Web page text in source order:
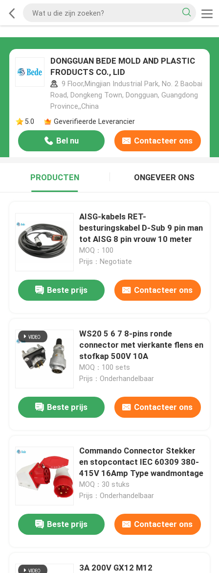
DONGGUAN BEDE MOLD AND PLASTIC
FRODUCTS CO., LID
9 Floor,Mingjian Industrial Park, No. 2 Baobai
Road, Dongkeng Town, Dongguan, Guangdong
Province,,China
5.0
Geverifieerde Leverancier
Bel nu Contacteer ons
PRODUCTEN ONGEVEER ONS
AISG-kabels RET-
besturingskabel D-Sub 9 pin man
tot AISG 8 pin vrouw 10 meter
MOQ：100
Prijs：Negotiate
Beste prijs Contacteer ons
WS20 5 6 7 8-pins ronde
connector met vierkante flens en
stofkap 500V 10A
MOQ：100 sets
Prijs：Onderhandelbaar
Beste prijs Contacteer ons
Commando Connector Stekker
en stopcontact IEC 60309 380-
415V 16Amp Type wandmontage
MOQ：30 stuks
Prijs：Onderhandelbaar
Beste prijs Contacteer ons
3A 200V GX12 M12